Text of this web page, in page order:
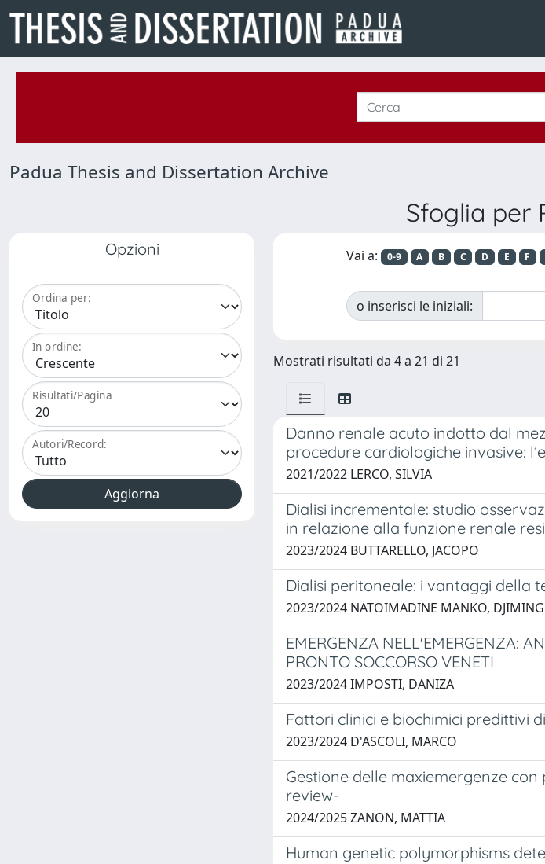
Padua Thesis and Dissertation Archive
Sfoglia per
Opzioni
Ordina per:
In ordine:
Risultati/Pagina
Autori/Record:
Vai a: 0-9 A B C D E F
o inserisci le iniziali:
Mostrati risultati da 4 a 21 di 21
Danno renale acuto indotto dal
procedure cardiologiche invasive:
2021/2022 LERCO, SILVIA
Dialisi incrementale: studio
in relazione alla funzione renale
2023/2024 BUTTARELLO, JACOPO
Dialisi peritoneale: i vantaggi della
2023/2024 NATOIMADINE MANKO,
EMERGENZA NELL'EMERGENZA:
PRONTO SOCCORSO VENETI
2023/2024 IMPOSTI, DANIZA
Fattori clinici e biochimici predittivi
2023/2024 D'ASCOLI, MARCO
Gestione delle maxiemergenze
review-
2024/2025 ZANON, MATTIA
Human genetic polymorphisms